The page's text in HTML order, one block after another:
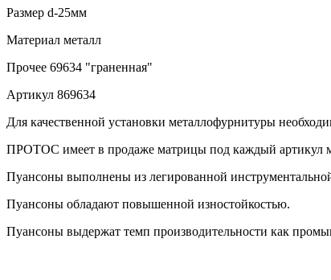
Размер d-25мм
Материал металл
Прочее 69634 "граненная"
Артикул 869634
Для качественной установки металлофурнитуры
ПРОТОС имеет в продаже матрицы под каждый артикул
Пуансоны выполнены из легированной
Пуансоны обладают повышенной изностойкостью.
Пуансоны выдержат темп производительности как